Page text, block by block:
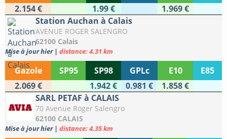
2.154 €
1.99 €
1.969 €
Station Auchan à Calais
AVENUE ROGER SALENGRO
62100 Calais
Mise à jour hier | distance: 4.31 km
Gazole SP95 SP98 GPLc E10
E85
2.069 €
1.942 € 0.981 €
1.858 €
SARL PETAF à CALAIS
70 Avenue Roger Salengro
62100 CALAIS
Mise à jour hier | distance: 4.35 km